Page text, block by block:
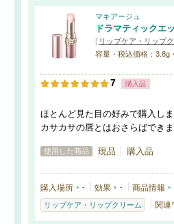
マキアージュ
ドラマティックエ
[ リップケア・リップ
容量・税込価格：3.8g
7 購入品
ほとんど見た目の好みで購入し
カサカサの唇とはおさらばできま
使用した商品 現品 購入品
購入場所 - 効果 - 商品情報
リップケア・リップクリーム 関連